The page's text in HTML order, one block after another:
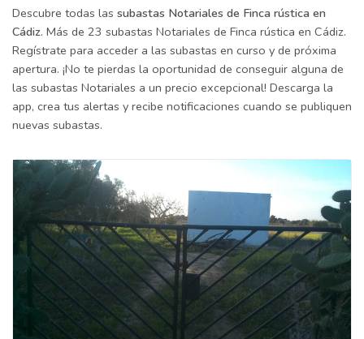
Descubre todas las subastas Notariales de Finca rústica en
Cádiz. Más de 23 subastas Notariales de Finca rústica en Cádiz.
Regístrate para acceder a las subastas en curso y de próxima
apertura. ¡No te pierdas la oportunidad de conseguir alguna de
las subastas Notariales a un precio excepcional! Descarga la
app, crea tus alertas y recibe notificaciones cuando se publiquen
nuevas subastas.